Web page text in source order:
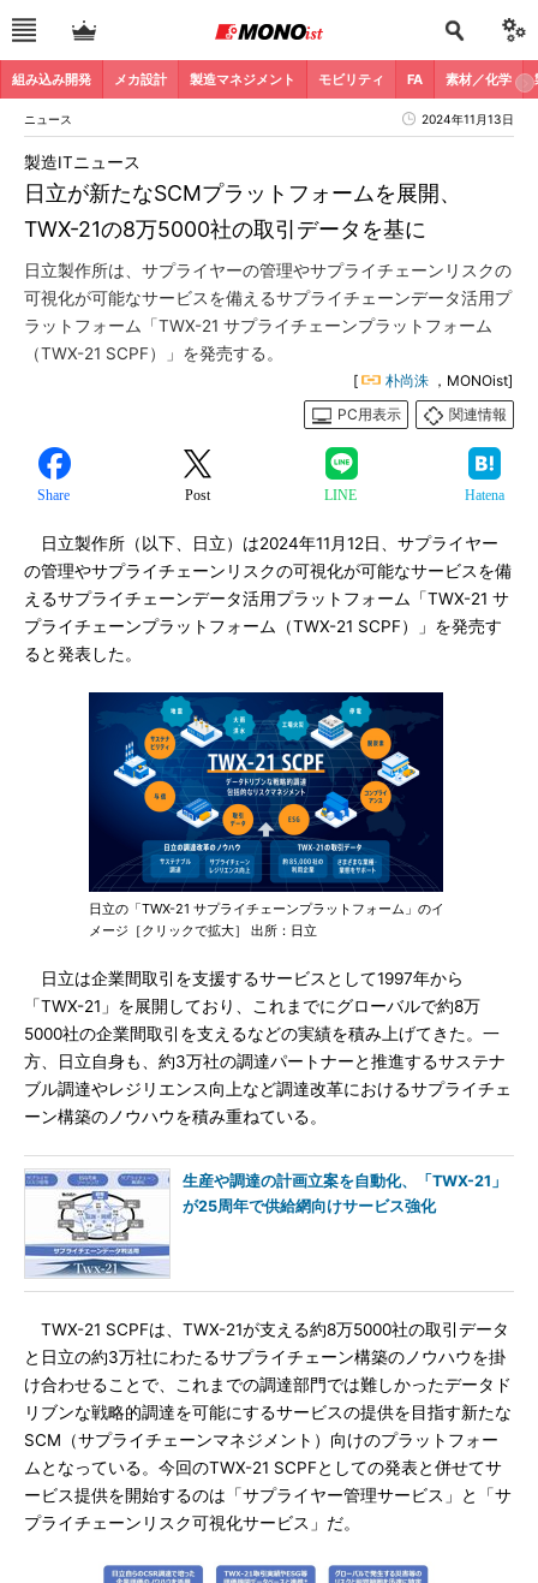
組み込み開発 メカ設計 製造マネジメント モビリティ FA 素材／化学
ニュース 2024年11月13日
日立が新たなSCMプラットフォームを展開、
TWX-21の8万5000社の取引データを基に
製造ITニュース
日立製作所は、サプライヤーの管理やサプライチェーンリスクの
可視化が可能なサービスを備えるサプライチェーンデータ活用プ
ラットフォーム「TWX-21 サプライチェーンプラットフォーム
（TWX-21 SCPF）」を発売する。
[ 朴尚洙 ，MONOist]
PC用表示
関連情報
Share Post LINE Hatena
日立製作所（以下、日立）は2024年11月12日、サプライヤー
の管理やサプライチェーンリスクの可視化が可能なサービスを備
えるサプライチェーンデータ活用プラットフォーム「TWX-21 サ
プライチェーンプラットフォーム（TWX-21 SCPF）」を発売す
ると発表した。
日立の「TWX-21 サプライチェーンプラットフォーム」のイ
メージ［クリックで拡大］ 出所：日立
日立は企業間取引を支援するサービスとして1997年から
「TWX-21」を展開しており、これまでにグローバルで約8万
5000社の企業間取引を支えるなどの実績を積み上げてきた。一
方、日立自身も、約3万社の調達パートナーと推進するサステナ
ブル調達やレジリエンス向上など調達改革におけるサプライチェ
ーン構築のノウハウを積み重ねている。
生産や調達の計画立案を自動化、「TWX-21」
が25周年で供給網向けサービス強化
TWX-21 SCPFは、TWX-21が支える約8万5000社の取引データ
と日立の約3万社にわたるサプライチェーン構築のノウハウを掛
け合わせることで、これまでの調達部門では難しかったデータド
リブンな戦略的調達を可能にするサービスの提供を目指す新たな
SCM（サプライチェーンマネジメント）向けのプラットフォー
ムとなっている。今回のTWX-21 SCPFとしての発表と併せてサ
ービス提供を開始するのは「サプライヤー管理サービス」と「サ
プライチェーンリスク可視化サービス」だ。